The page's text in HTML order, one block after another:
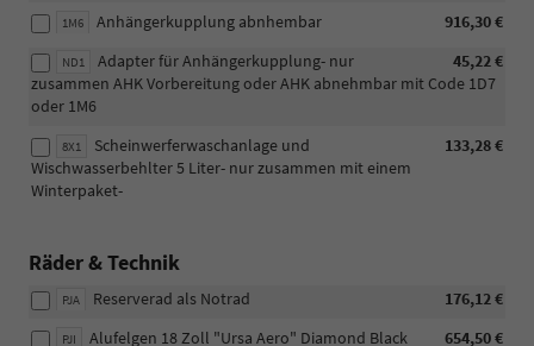
1M6 916,30 €
Anhängerkupplung abnhembar
ND1 45,22 €
Adapter für Anhängerkupplung- nur
zusammen AHK Vorbereitung oder AHK abnehmbar mit Code 1D7
oder 1M6
8X1 133,28 €
Scheinwerferwaschanlage und
Wischwasserbehlter 5 Liter- nur zusammen mit einem
Winterpaket-
Räder & Technik
PJA 176,12 €
Reserverad als Notrad
PJI 654,50 €
Alufelgen 18 Zoll "Ursa Aero" Diamond Black